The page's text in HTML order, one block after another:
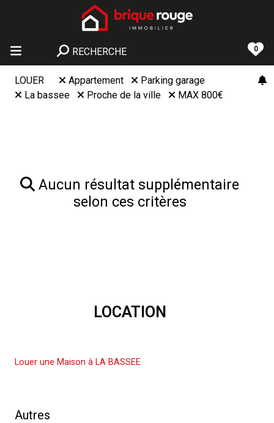
RECHERCHE 0
LOUER Appartement
Parking garage
La bassee
Proche de la ville MAX 800€
Aucun résultat supplémentaire
selon ces critères
LOCATION
Louer une Maison à LA BASSEE
Autres